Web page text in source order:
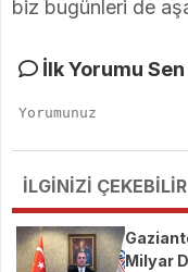
biz bugünleri de
İlk Yorumu Sen
İLGİNİZİ ÇEKEBİLİR
Milyar